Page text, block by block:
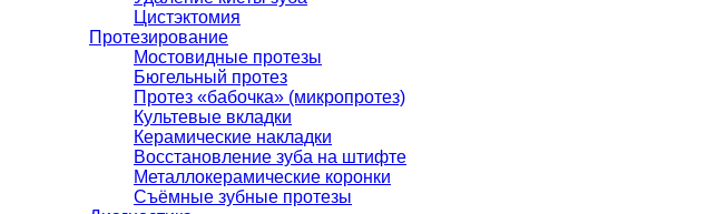
Цистэктомия
Протезирование
Мостовидные протезы
Бюгельный протез
Протез «бабочка» (микропротез)
Культевые вкладки
Керамические накладки
Восстановление зуба на штифте
Металлокерамические коронки
Съёмные зубные протезы